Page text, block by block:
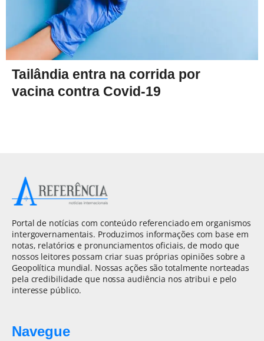
Tailândia entra na corrida por
vacina contra Covid-19
Portal de notícias com conteúdo referenciado em organismos
intergovernamentais. Produzimos informações com base em
notas, relatórios e pronunciamentos oficiais, de modo que
nossos leitores possam criar suas próprias opiniões sobre a
Geopolítica mundial. Nossas ações são totalmente norteadas
pela credibilidade que nossa audiência nos atribui e pelo
interesse público.
Navegue